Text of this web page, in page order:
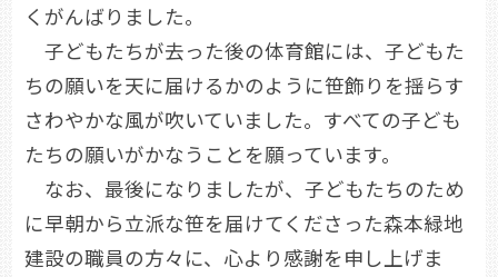
くがんばりました。
子どもたちが去った後の体育館には、子どもた
ちの願いを天に届けるかのように笹飾りを揺らす
さわやかな風が吹いていました。すべての子ども
たちの願いがかなうことを願っています。
なお、最後になりましたが、子どもたちのため
に早朝から立派な笹を届けてくださった森本緑地
建設の職員の方々に、心より感謝を申し上げま